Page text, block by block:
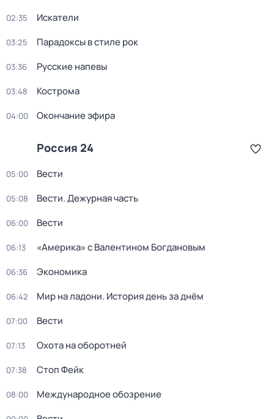
02:35 Искатели
03:25 Парадоксы в стиле рок
03:36 Русские напевы
03:48 Кострома
04:00 Окончание эфира
Россия 24
05:00 Вести
05:08 Вести. Дежурная часть
06:00 Вести
06:13 «Америка» с Валентином Богдановым
06:36 Экономика
06:42 Мир на ладони. История день за днём
07:00 Вести
07:13 Охота на оборотней
07:38 Стоп Фейк
08:00 Международное обозрение